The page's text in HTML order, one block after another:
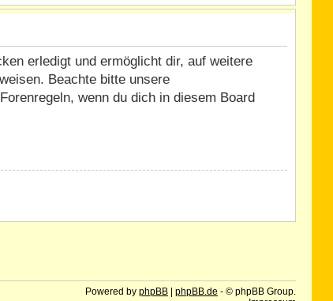
erledigt und ermöglicht dir, auf weitere
Beachte bitte unsere
wenn du dich in diesem Board
Powered by phpBB| phpBB.de - © phpBB Group.